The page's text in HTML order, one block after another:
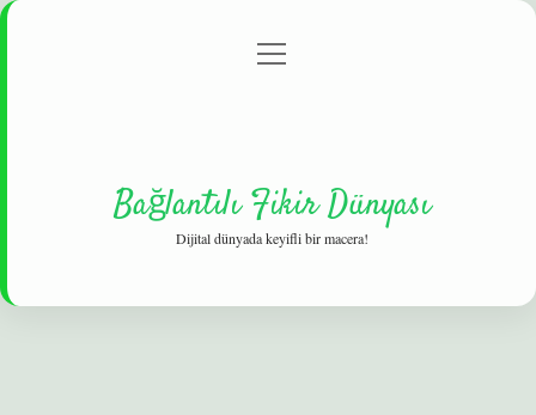
Gizlilik Politikası
menüyü
Bağlantılı Fikir Dünyası
Dijital dünyada keyifli bir macera!